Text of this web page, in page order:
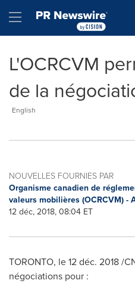
Hamburger menu
L'OCRCVM
de la
English
NOUVELLES FOURNIES PAR
Organisme canadien de
valeurs mobilières (OCRCVM) -
12 déc, 2018, 08:04 ET
TORONTO, le 12 déc. 2018 /
négociations pour :